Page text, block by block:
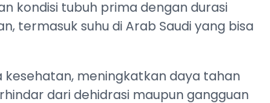
kondisi tubuh prima dengan durasi
termasuk suhu di Arab Saudi yang bisa
meningkatkan daya tahan
dari dehidrasi maupun gangguan